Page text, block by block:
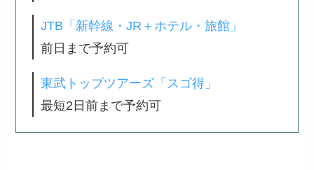
JTB「新幹線・JR＋ホテル・旅館」
前日まで予約可
東武トップツアーズ「スゴ得」
最短2日前まで予約可